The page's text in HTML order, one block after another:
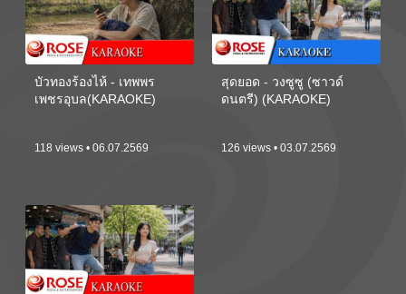
บัวทองร้องไห้ - เทพพร
เพชรอุบล(KARAOKE)
118 views • 06.07.2569
สุดยอด - วงซูซู (ซาวด์
ดนตรี) (KARAOKE)
126 views • 03.07.2569